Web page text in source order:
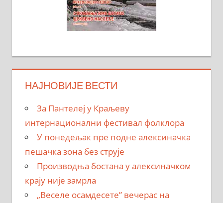
НАЈНОВИЈЕ ВЕСТИ
За Пантелеј у Краљеву
интернационални фестивал фолклора
У понедељак пре подне алексиначка
пешачка зона без струје
Производња бостана у алексиначком
крају није замрла
„Веселе осамдесете” вечерас на